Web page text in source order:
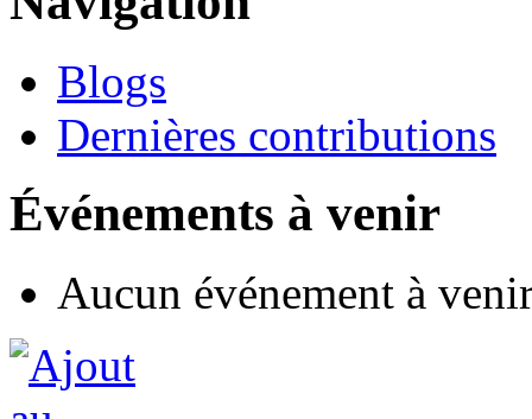
Blogs
Dernières contributions
Événements à venir
Aucun événement à